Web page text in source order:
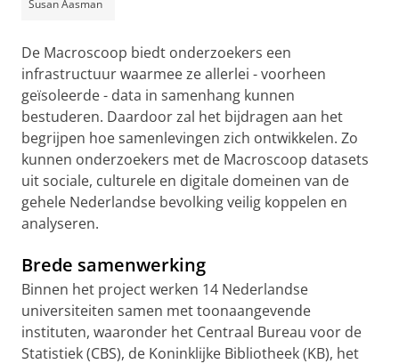
Susan Aasman
De Macroscoop biedt onderzoekers een
infrastructuur waarmee ze allerlei - voorheen
geïsoleerde - data in samenhang kunnen
bestuderen. Daardoor zal het bijdragen aan het
begrijpen hoe samenlevingen zich ontwikkelen. Zo
kunnen onderzoekers met de Macroscoop datasets
uit sociale, culturele en digitale domeinen van de
gehele Nederlandse bevolking veilig koppelen en
analyseren.
Brede samenwerking
Binnen het project werken 14 Nederlandse
universiteiten samen met toonaangevende
instituten, waaronder het Centraal Bureau voor de
Statistiek (CBS), de Koninklijke Bibliotheek (KB), het